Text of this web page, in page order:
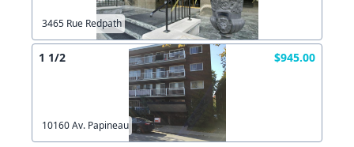
3465 Rue Redpath
1 1/2 $945.00
10160 Av. Papineau